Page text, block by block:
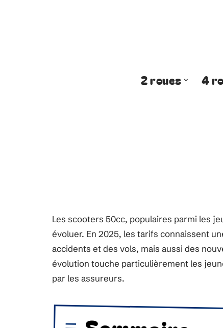
2 roues 4
Les scooters 50cc, populaires parmi les
évoluer. En 2025, les tarifs connaissent
accidents et des vols, mais aussi des
évolution touche particulièrement les
par les assureurs.